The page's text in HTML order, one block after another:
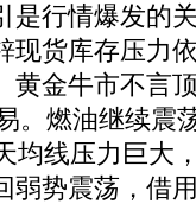
是行情爆发的
现货库存压力
黄金牛市不言
。燃油继续震
均线压力巨大
弱势震荡，借